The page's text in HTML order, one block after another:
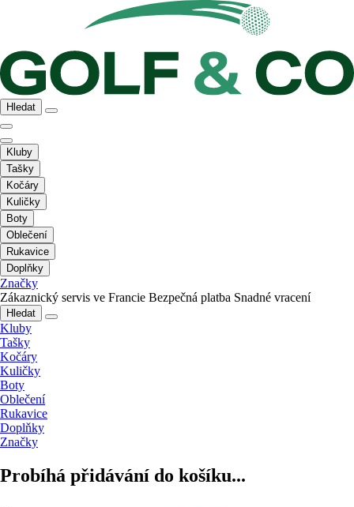
Hledat
Kluby
Tašky
Kočáry
Kuličky
Boty
Oblečení
Rukavice
Doplňky
Značky
Zákaznický servis ve Francie Bezpečná platba Snadné vracení
Hledat
Kluby
Tašky
Kočáry
Kuličky
Boty
Oblečení
Rukavice
Doplňky
Značky
Probíhá přidávání do košíku...